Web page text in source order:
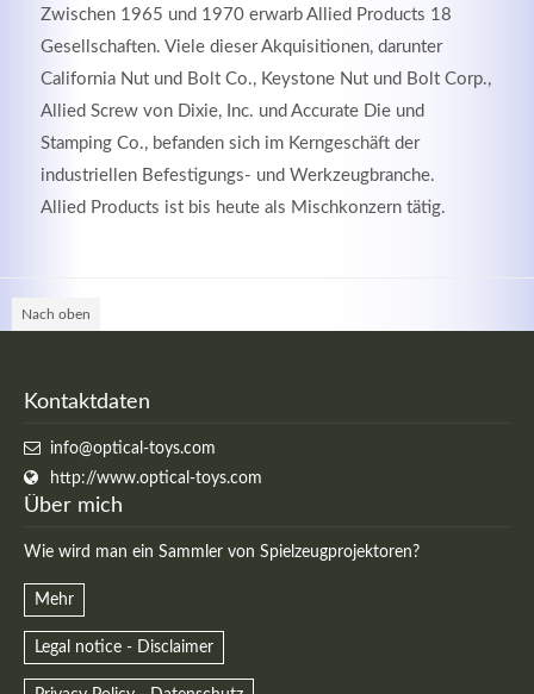
Zwischen 1965 und 1970 erwarb Allied Products 18
Gesellschaften. Viele dieser Akquisitionen, darunter
California Nut und Bolt Co., Keystone Nut und Bolt Corp.,
Allied Screw von Dixie, Inc. und Accurate Die und
Stamping Co., befanden sich im Kerngeschäft der
industriellen Befestigungs- und Werkzeugbranche.
Allied Products ist bis heute als Mischkonzern tätig.
Nach oben
Kontaktdaten
info@optical-toys.com
http://www.optical-toys.com
Über mich
Wie wird man ein Sammler von Spielzeugprojektoren?
Mehr
Legal notice - Disclaimer
MEHR INFOS
Lorem ipsum dolor sit amet, consectetuer adipiscing
elit. Aenean commodo ligula eget dolor.